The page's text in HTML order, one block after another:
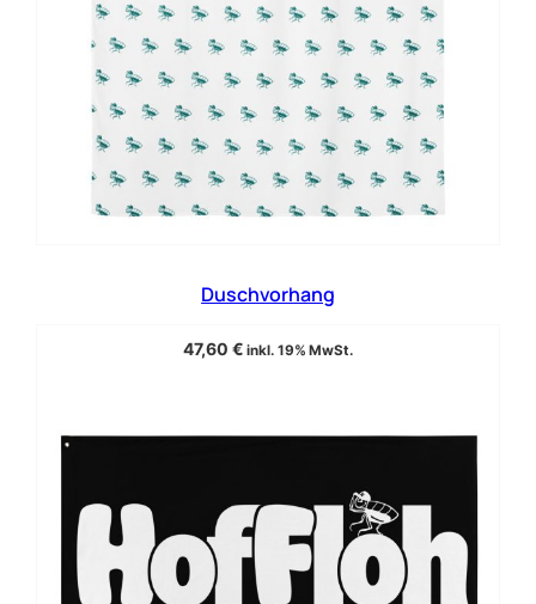
Duschvorhang
47,60 € inkl. 19% MwSt.